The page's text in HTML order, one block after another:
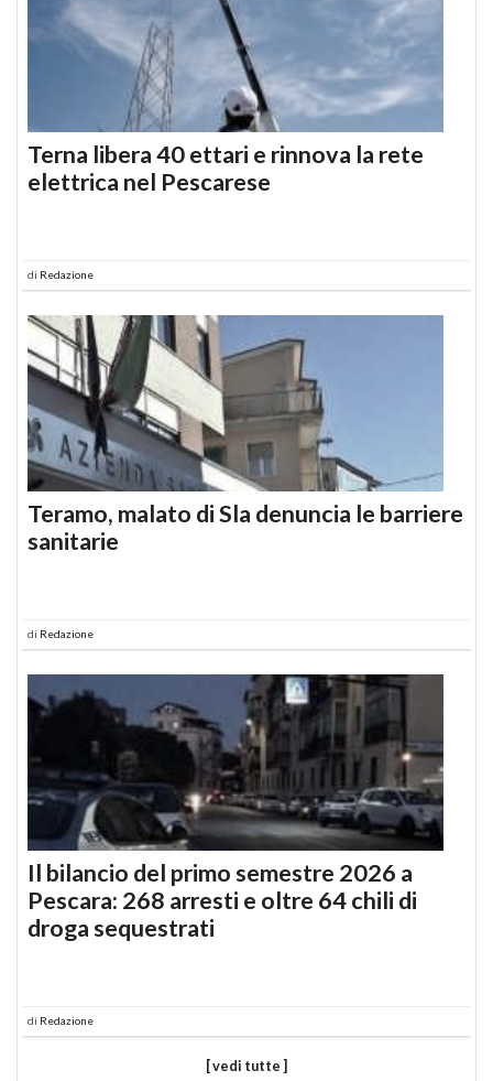
Terna libera 40 ettari e rinnova la rete
elettrica nel Pescarese
di Redazione
Teramo, malato di Sla denuncia le barriere
sanitarie
di Redazione
Il bilancio del primo semestre 2026 a
Pescara: 268 arresti e oltre 64 chili di
droga sequestrati
di Redazione
[ vedi tutte ]